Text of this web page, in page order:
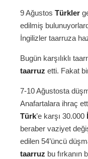
9 Ağustos Türkler
edilmiş
İngilizler taarruza
Bugün karşılıklı
taarruz etti. Fakat
7-10 Ağustosta
Anafartalara ihraç
Türk’e karşı 30.000
beraber vaziyet
edilen 54’üncü
taarruz bu fırkanın